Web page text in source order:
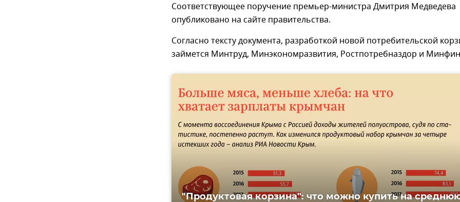
Соответствующее поручение премьер-министра Дмитрия Медведева
опубликовано на сайте правительства.
Согласно тексту документа, разработкой новой потребительской
займется Минтруд, Минэкономразвития, Ростпотребназдор и
"Продуктовая корзина": что можно купить на